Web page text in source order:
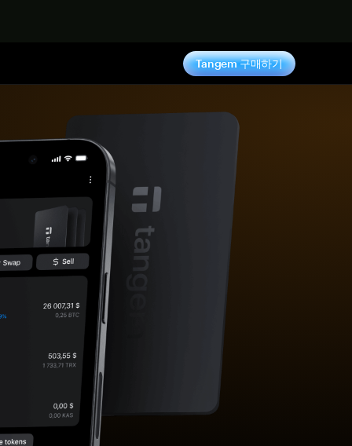
Tangem 구매하기